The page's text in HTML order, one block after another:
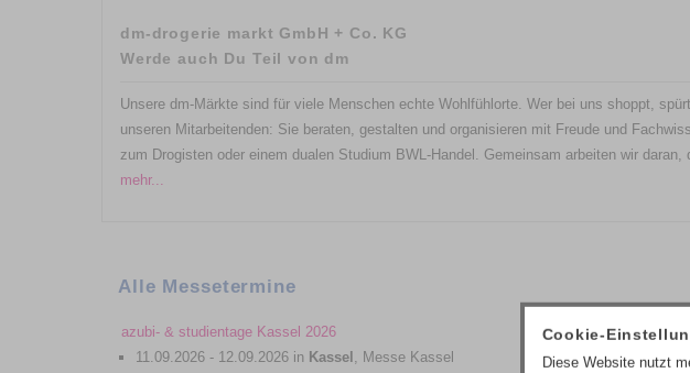
dm-drogerie markt GmbH + Co. KG
Werde auch Du Teil von dm
Unsere dm-Märkte sind für viele Menschen echte Wohlfühlorte. Wer bei uns shoppt,
unseren Mitarbeitenden: Sie beraten, gestalten und organisieren mit Freude und
zum Drogisten oder einem dualen Studium BWL-Handel. Gemeinsam arbeiten wir
mehr...
Alle Messetermine
azubi- & studientage Kassel 2026
11.09.2026 - 12.09.2026 in Kassel , Messe Kassel
Cookie-
Diese Website nutzt